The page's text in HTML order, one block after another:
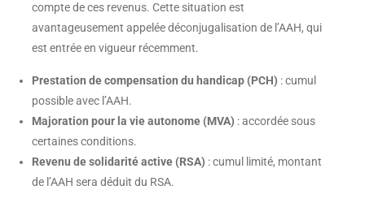
compte de ces revenus. Cette situation est
avantageusement appelée déconjugalisation de l’AAH, qui
est entrée en vigueur récemment.
Prestation de compensation du handicap (PCH) : cumul
possible avec l’AAH.
Majoration pour la vie autonome (MVA) : accordée sous
certaines conditions.
Revenu de solidarité active (RSA) : cumul limité, montant
de l’AAH sera déduit du RSA.